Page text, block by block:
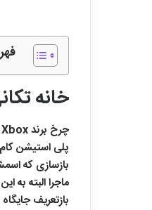
خانه
بازسازی که
ماجرا البته به
بازتعریف